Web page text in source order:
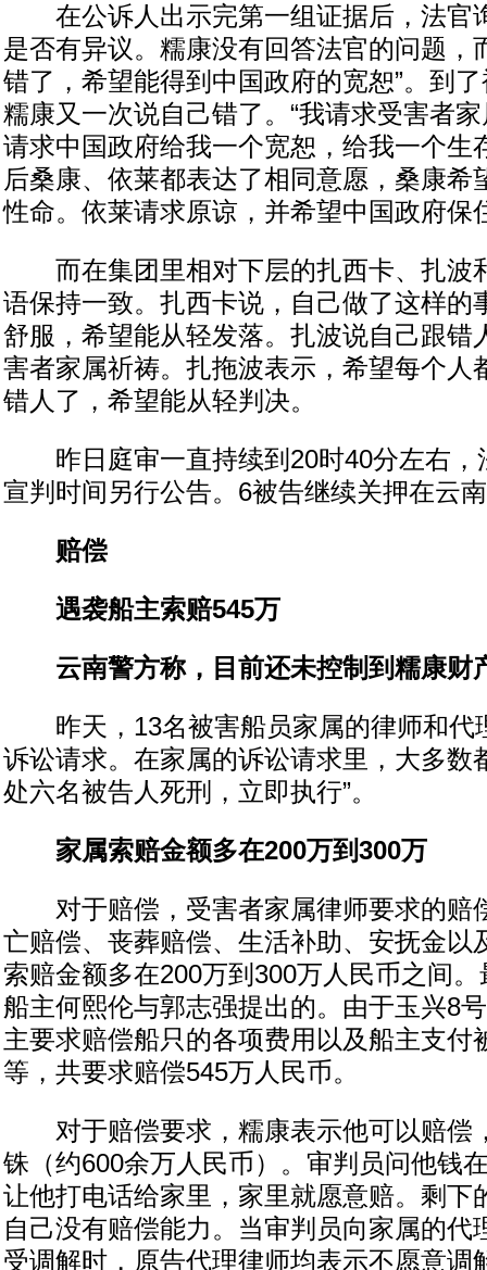
在公诉人出示完第一组证据后，法官
是否有异议。糯康没有回答法官的问题，
错了，希望能得到中国政府的宽恕”。到
糯康又一次说自己错了。“我请求受害者
请求中国政府给我一个宽恕，给我一个生
后桑康、依莱都表达了相同意愿，桑康希
性命。依莱请求原谅，并希望中国政府保
而在集团里相对下层的扎西卡、扎波
语保持一致。扎西卡说，自己做了这样的
舒服，希望能从轻发落。扎波说自己跟错
害者家属祈祷。扎拖波表示，希望每个人
错人了，希望能从轻判决。
昨日庭审一直持续到20时40分左右，
宣判时间另行公告。6被告继续关押在云
赔偿
遇袭船主索赔545万
云南警方称，目前还未控制到糯康财
昨天，13名被害船员家属的律师和代
诉讼请求。在家属的诉讼请求里，大多数
处六名被告人死刑，立即执行”。
家属索赔金额多在200万到300万
对于赔偿，受害者家属律师要求的赔
亡赔偿、丧葬赔偿、生活补助、安抚金以
索赔金额多在200万到300万人民币之间
船主何熙伦与郭志强提出的。由于玉兴8
主要求赔偿船只的各项费用以及船主支付
等，共要求赔偿545万人民币。
对于赔偿要求，糯康表示他可以赔偿
铢（约600余万人民币）。审判员问他钱
让他打电话给家里，家里就愿意赔。剩下
自己没有赔偿能力。当审判员向家属的代
受调解时，原告代理律师均表示不愿意调